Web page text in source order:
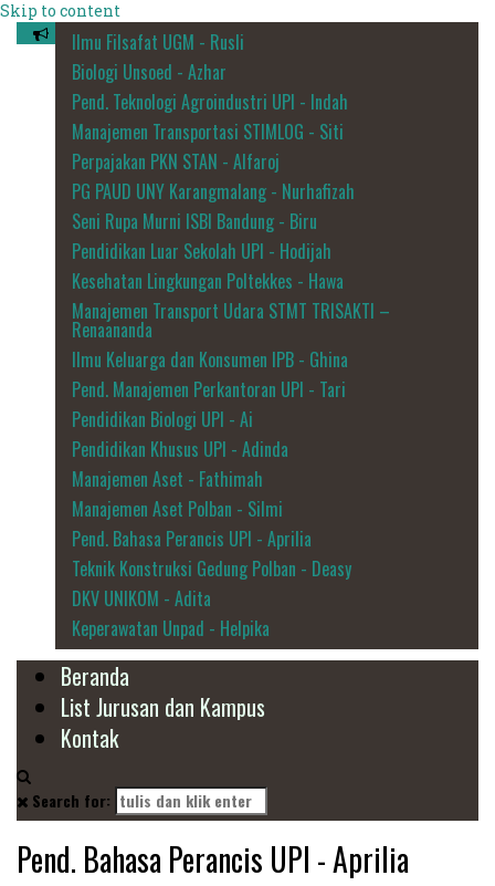
Skip to content
Ilmu Filsafat UGM - Rusli
Biologi Unsoed - Azhar
Pend. Teknologi Agroindustri UPI - Indah
Manajemen Transportasi STIMLOG - Siti
Perpajakan PKN STAN - Alfaroj
PG PAUD UNY Karangmalang - Nurhafizah
Seni Rupa Murni ISBI Bandung - Biru
Pendidikan Luar Sekolah UPI - Hodijah
Kesehatan Lingkungan Poltekkes - Hawa
Manajemen Transport Udara STMT TRISAKTI –
Renaananda
Ilmu Keluarga dan Konsumen IPB - Ghina
Pend. Manajemen Perkantoran UPI - Tari
Pendidikan Biologi UPI - Ai
Pendidikan Khusus UPI - Adinda
Manajemen Aset - Fathimah
Manajemen Aset Polban - Silmi
Pend. Bahasa Perancis UPI - Aprilia
Teknik Konstruksi Gedung Polban - Deasy
DKV UNIKOM - Adita
Keperawatan Unpad - Helpika
Beranda
List Jurusan dan Kampus
Kontak
Search for:
Pend. Bahasa Perancis UPI - Aprilia